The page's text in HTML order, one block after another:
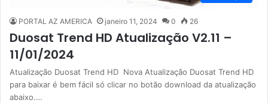
PORTAL AZ AMERICA janeiro 11, 2024 0 26
Duosat Trend HD Atualização V2.11 –
11/01/2024
Atualização Duosat Trend HD Nova Atualização Duosat Trend HD
para baixar é bem fácil só clicar no botão download da atualização
abaixo.…